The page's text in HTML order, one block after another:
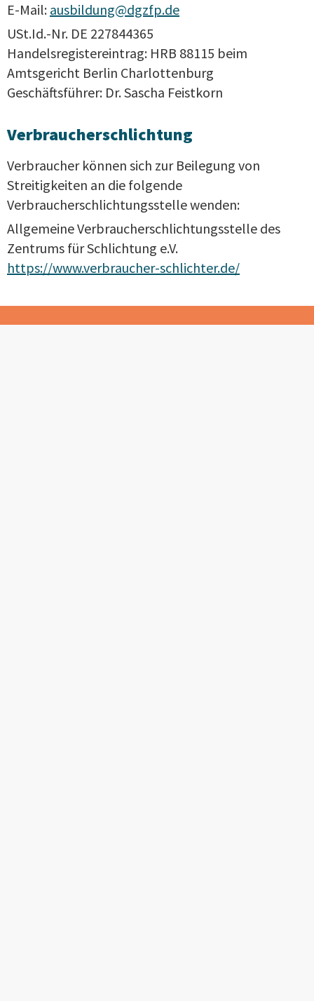
E-Mail: ausbildung@dgzfp.de
USt.Id.-Nr. DE 227844365
Handelsregistereintrag: HRB 88115 beim
Amtsgericht Berlin Charlottenburg
Geschäftsführer: Dr. Sascha Feistkorn
Verbraucherschlichtung
Verbraucher können sich zur Beilegung von
Streitigkeiten an die folgende
Verbraucherschlichtungsstelle wenden:
Allgemeine Verbraucherschlichtungsstelle des
Zentrums für Schlichtung e.V.
https://www.verbraucher-schlichter.de/